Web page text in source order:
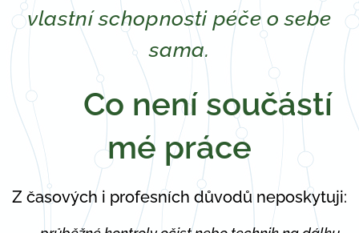
vlastní schopnosti péče o sebe
sama.
⚖️ Co není součástí
mé práce
Z časových i profesních důvodů neposkytuji: